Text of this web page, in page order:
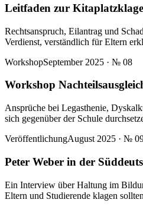
Leitfaden zur
Rechtsanspruch, Eilantrag und
Verdienst, verständlich für Eltern
WorkshopSeptember 2025 · № 08
Workshop
Ansprüche bei Legasthenie,
sich gegenüber der Schule
VeröffentlichungAugust 2025 · №
Peter Weber in der
Ein Interview über Haltung im
Eltern und Studierende klagen